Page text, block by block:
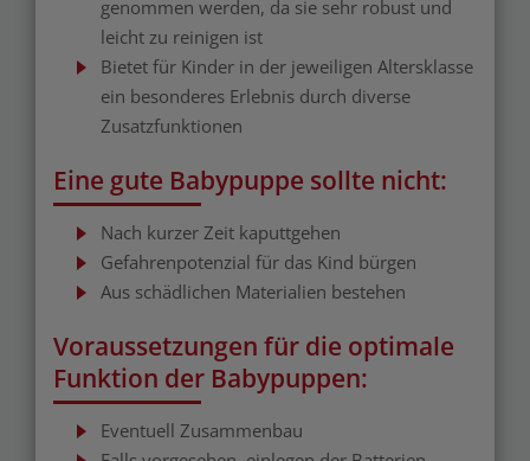
genommen werden, da sie sehr robust und
leicht zu reinigen ist
Bietet für Kinder in der jeweiligen Altersklasse
ein besonderes Erlebnis durch diverse
Zusatzfunktionen
Eine gute Babypuppe sollte nicht:
Nach kurzer Zeit kaputtgehen
Gefahrenpotenzial für das Kind bürgen
Aus schädlichen Materialien bestehen
Voraussetzungen für die optimale
Funktion der Babypuppen:
Eventuell Zusammenbau